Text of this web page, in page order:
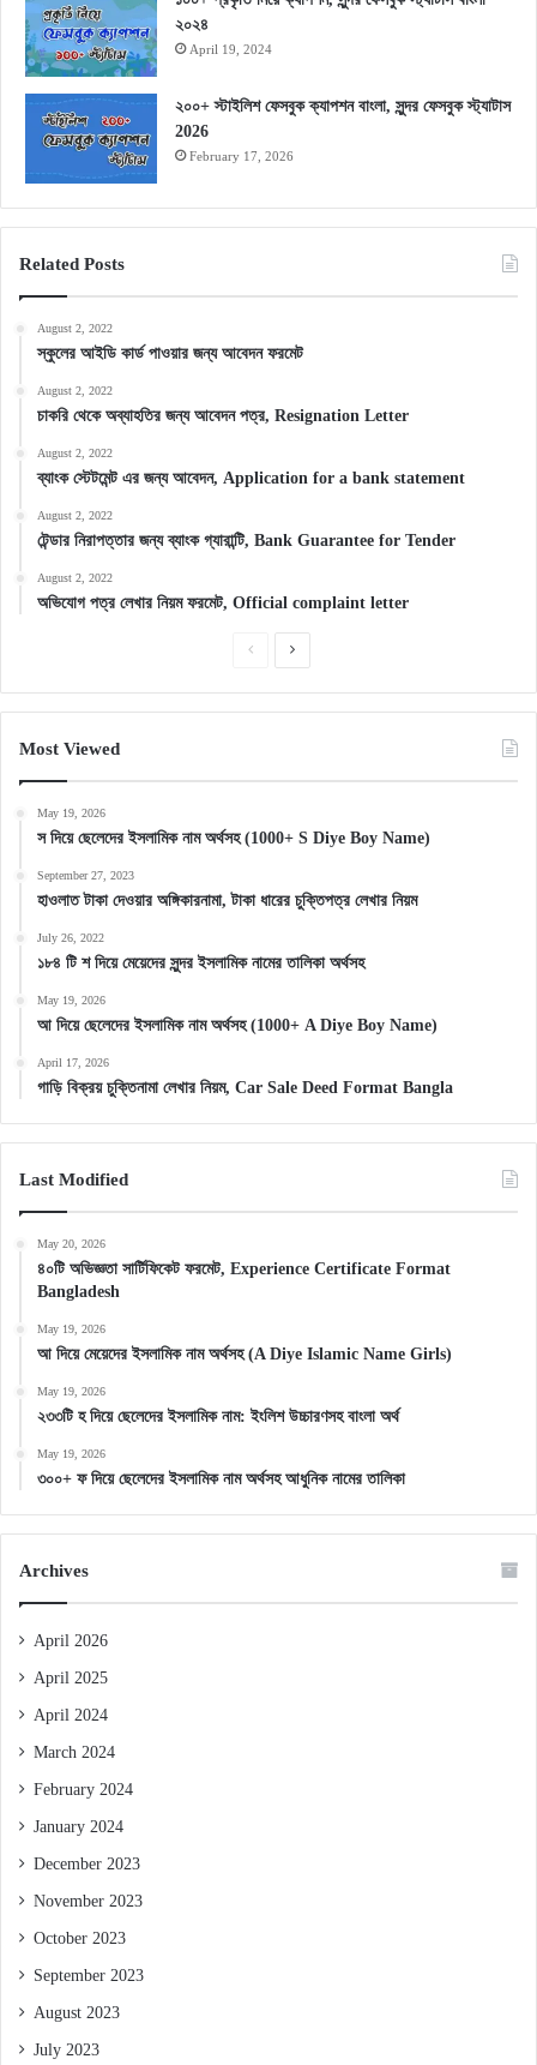
২০২৪
April 19, 2024
২০০+ স্টাইলিশ ফেসবুক ক্যাপশন বাংলা, সুন্দর ফেসবুক স্ট্যাটাস
2026
February 17, 2026
Related Posts
August 2, 2022
স্কুলের আইডি কার্ড পাওয়ার জন্য আবেদন ফরমেট
August 2, 2022
চাকরি থেকে অব্যাহতির জন্য আবেদন পত্র, Resignation Letter
August 2, 2022
ব্যাংক স্টেটমেন্ট এর জন্য আবেদন, Application for a bank statement
August 2, 2022
টেন্ডার নিরাপত্তার জন্য ব্যাংক গ্যারান্টি, Bank Guarantee for Tender
August 2, 2022
অভিযোগ পত্র লেখার নিয়ম ফরমেট, Official complaint letter
PreviousNext
Most Viewed
May 19, 2026
স দিয়ে ছেলেদের ইসলামিক নাম অর্থসহ (1000+ S Diye Boy Name)
September 27, 2023
হাওলাত টাকা দেওয়ার অঙ্গিকারনামা, টাকা ধারের চুক্তিপত্র লেখার নিয়ম
July 26, 2022
১৮৪ টি শ দিয়ে মেয়েদের সুন্দর ইসলামিক নামের তালিকা অর্থসহ
May 19, 2026
আ দিয়ে ছেলেদের ইসলামিক নাম অর্থসহ (1000+ A Diye Boy Name)
April 17, 2026
গাড়ি বিক্রয় চুক্তিনামা লেখার নিয়ম, Car Sale Deed Format Bangla
Last Modified
May 20, 2026
৪০টি অভিজ্ঞতা সার্টিফিকেট ফরমেট, Experience Certificate Format
Bangladesh
May 19, 2026
আ দিয়ে মেয়েদের ইসলামিক নাম অর্থসহ (A Diye Islamic Name Girls)
May 19, 2026
২৩৩টি হ দিয়ে ছেলেদের ইসলামিক নাম: ইংলিশ উচ্চারণসহ বাংলা অর্থ
May 19, 2026
৩০০+ ফ দিয়ে ছেলেদের ইসলামিক নাম অর্থসহ আধুনিক নামের তালিকা
Archives
April 2026
April 2025
April 2024
March 2024
February 2024
January 2024
December 2023
November 2023
October 2023
September 2023
August 2023
July 2023